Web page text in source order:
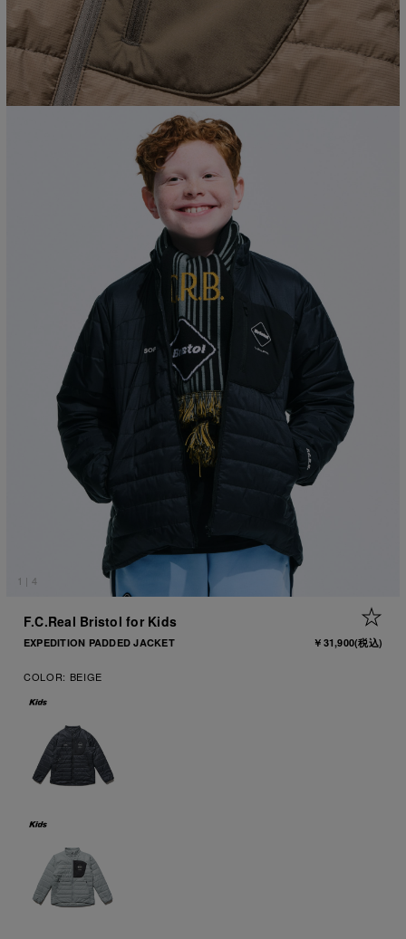
1 | 4
F.C.Real Bristol for Kids
EXPEDITION PADDED JACKET ￥31,900(税込)
COLOR: BEIGE